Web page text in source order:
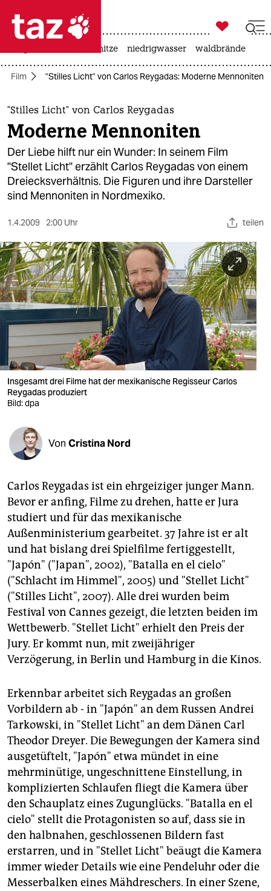
 taz zahl ich
taz zahl ich
themen
politik
öko
gesellschaft
kultur
sport
berlin
nord
wahrheit
verlag
verlag
veranstaltungen
shop
fragen & hilfe
abo
genossenschaft
epaper login

taz zahl ich
hitze niedrigwasser waldbrände
Film "Stilles Licht" von Carlos Reygadas: Moderne Mennoniten
"Stilles Licht" von Carlos Reygadas
Moderne Mennoniten
Der Liebe hilft nur ein Wunder: In seinem Film
"Stellet Licht" erzählt Carlos Reygadas von einem
Dreiecksverhältnis. Die Figuren und ihre Darsteller
sind Mennoniten in Nordmexiko.
1.4.2009 2:00 Uhr teilen
Insgesamt drei Filme hat der mexikanische Regisseur Carlos
Reygadas produziert
Bild: dpa
Von Cristina Nord
Carlos Reygadas ist ein ehrgeiziger junger Mann.
Bevor er anfing, Filme zu drehen, hatte er Jura
studiert und für das mexikanische
Außenministerium gearbeitet. 37 Jahre ist er alt
und hat bislang drei Spielfilme fertiggestellt,
"Japón" ("Japan", 2002), "Batalla en el cielo"
("Schlacht im Himmel", 2005) und "Stellet Licht"
("Stilles Licht", 2007). Alle drei wurden beim
Festival von Cannes gezeigt, die letzten beiden im
Wettbewerb. "Stellet Licht" erhielt den Preis der
Jury. Er kommt nun, mit zweijähriger
Verzögerung, in Berlin und Hamburg in die Kinos.
Erkennbar arbeitet sich Reygadas an großen
Vorbildern ab - in "Japón" an dem Russen Andrei
Tarkowski, in "Stellet Licht" an dem Dänen Carl
Theodor Dreyer. Die Bewegungen der Kamera sind
ausgetüftelt, "Japón" etwa mündet in eine
mehrminütige, ungeschnittene Einstellung, in
komplizierten Schlaufen fliegt die Kamera über
den Schauplatz eines Zugunglücks. "Batalla en el
cielo" stellt die Protagonisten so auf, dass sie in
den halbnahen, geschlossenen Bildern fast
erstarren, und in "Stellet Licht" beäugt die Kamera
immer wieder Details wie eine Pendeluhr oder die
Messerbalken eines Mähdreschers. In einer Szene,